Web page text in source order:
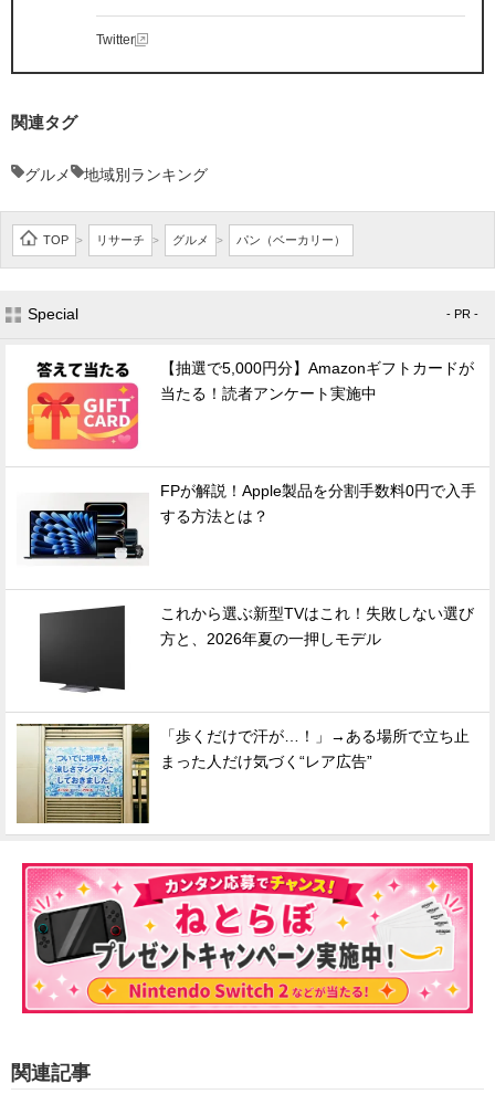
Twitter
関連タグ
グルメ 地域別ランキング
TOP > リサーチ > グルメ > パン（ベーカリー）
Special - PR -
【抽選で5,000円分】Amazonギフトカードが
当たる！読者アンケート実施中
FPが解説！Apple製品を分割手数料0円で入手
する方法とは？
これから選ぶ新型TVはこれ！失敗しない選び
方と、2026年夏の一押しモデル
「歩くだけで汗が…！」→ある場所で立ち止
まった人だけ気づく“レア広告”
関連記事